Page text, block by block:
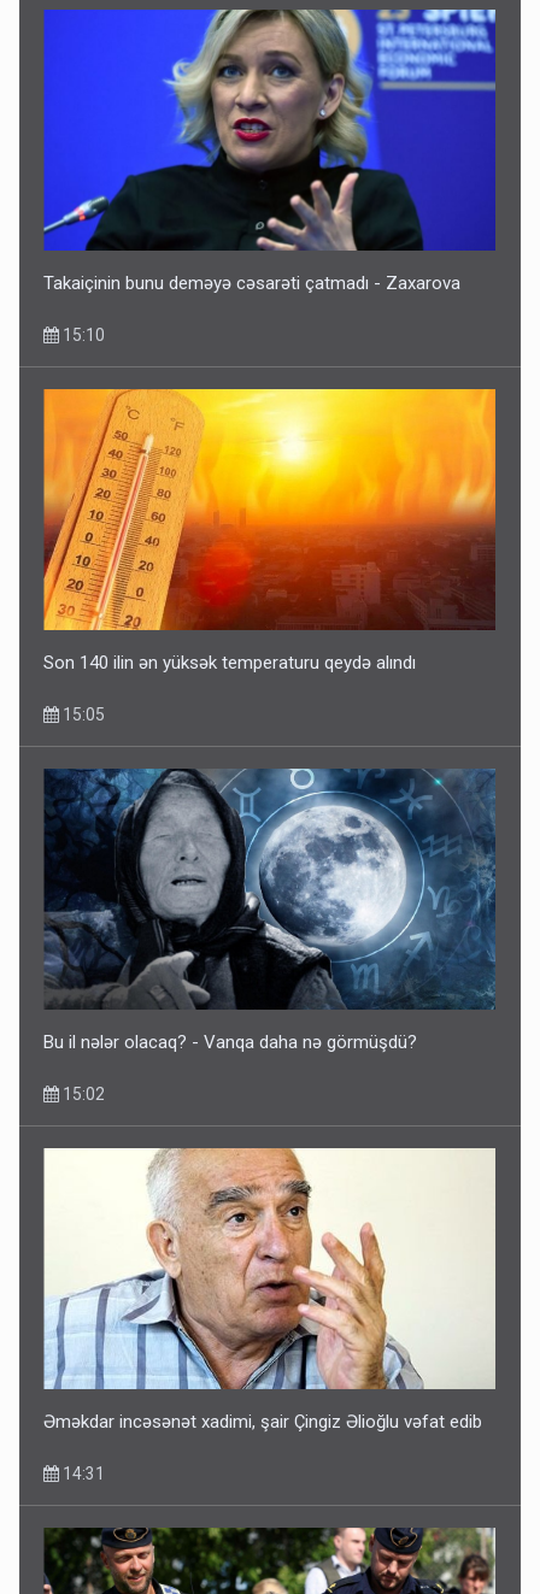
Takaiçinin bunu deməyə cəsarəti çatmadı - Zaxarova
15:10
Son 140 ilin ən yüksək temperaturu qeydə alındı
15:05
Bu il nələr olacaq? - Vanqa daha nə görmüşdü?
15:02
Əməkdar incəsənət xadimi, şair Çingiz Əlioğlu vəfat edib
14:31